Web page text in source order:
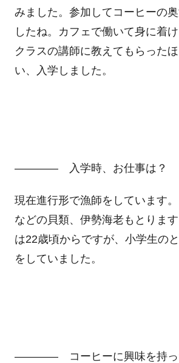
みました。参加してコーヒーの
したね。カフェで働いて身に着
クラスの講師に教えてもらった
い、入学しました。
―――― 入学時、お仕事は？
現在進行形で漁師をしています
などの貝類、伊勢海老もとりま
は22歳頃からですが、小学生の
をしていました。
―――― コーヒーに興味を持っ